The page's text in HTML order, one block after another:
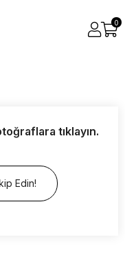
0
tıklayın.
Edin!